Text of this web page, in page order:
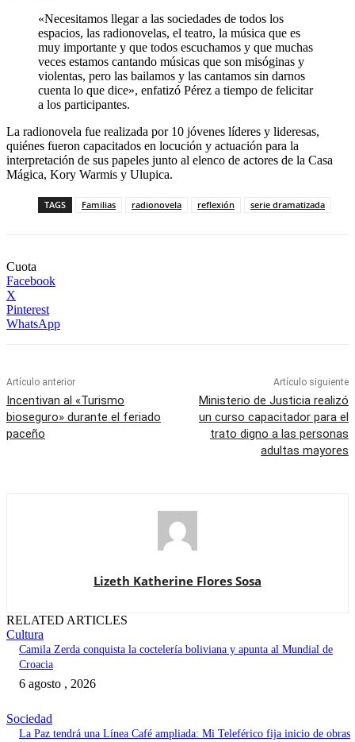
«Necesitamos llegar a las sociedades de todos los
espacios, las radionovelas, el teatro, la música que es
muy importante y que todos escuchamos y que muchas
veces estamos cantando músicas que son misóginas y
violentas, pero las bailamos y las cantamos sin darnos
cuenta lo que dice», enfatizó Pérez a tiempo de felicitar
a los participantes.
La radionovela fue realizada por 10 jóvenes líderes y lideresas,
quiénes fueron capacitados en locución y actuación para la
interpretación de sus papeles junto al elenco de actores de la Casa
Mágica, Kory Warmis y Ulupica.
TAGS Familias radionovela reflexión serie dramatizada
Cuota
Facebook
X
Pinterest
WhatsApp
Artículo anterior
Incentivan al «Turismo
bioseguro» durante el feriado
paceño
Artículo siguiente
Ministerio de Justicia realizó
un curso capacitador para el
trato digno a las personas
adultas mayores
Lizeth Katherine Flores Sosa
RELATED ARTICLES
Cultura
Camila Zerda conquista la coctelería boliviana y apunta al Mundial de
Croacia
6 agosto , 2026
Sociedad
La Paz tendrá una Línea Café ampliada: Mi Teleférico fija inicio de obras